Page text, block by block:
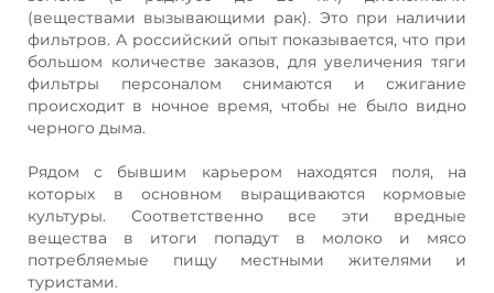
(веществами вызывающими рак). Это при наличии
фильтров. А российский опыт показывается, что при
большом количестве заказов, для увеличения тяги
фильтры персоналом снимаются и сжигание
происходит в ночное время, чтобы не было видно
черного дыма.
Рядом с бывшим карьером находятся поля, на
которых в основном выращиваются кормовые
культуры. Соответственно все эти вредные
вещества в итоги попадут в молоко и мясо
потребляемые пищу местными жителями и
туристами.